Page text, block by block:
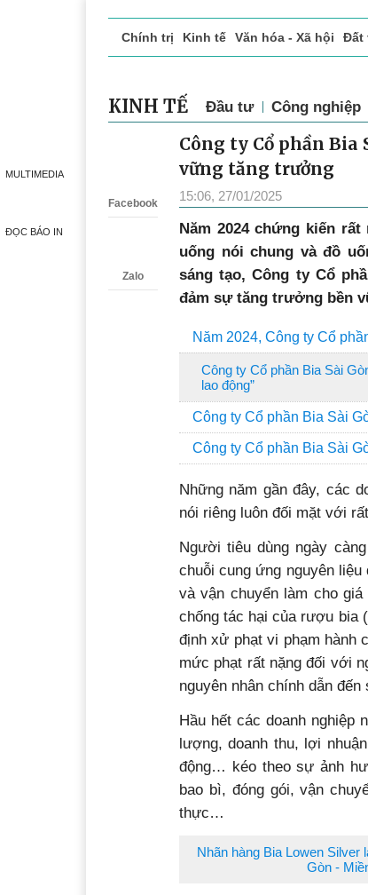
MULTIMEDIA
ĐỌC BÁO IN
Chính trị Kinh tế Văn hóa - Xã hội Đất
KINH TẾ Đầu tư Công nghiệp
Facebook
Zalo
Công ty Cổ phần
vững tăng trưởng
15:06, 27/01/2025
Năm 2024 chứng kiến
uống nói chung và đồ
sáng tạo, Công ty Cổ
đảm sự tăng trưởng bền
Năm 2024, Công ty Cổ
Công ty Cổ phần Bia Sài
lao động”
Công ty Cổ phần Bia Sài
Công ty Cổ phần Bia Sài
Những năm gần đây, các
nói riêng luôn đối mặt với
Người tiêu dùng ngày
chuỗi cung ứng nguyên
và vận chuyển làm cho
chống tác hại của rượu bia
định xử phạt vi phạm hành
mức phạt rất nặng đối với
nguyên nhân chính dẫn
Hầu hết các doanh nghiệp
lượng, doanh thu, lợi
động… kéo theo sự ảnh
bao bì, đóng gói, vận
thực…
Nhãn hàng Bia Lowen
Gòn -